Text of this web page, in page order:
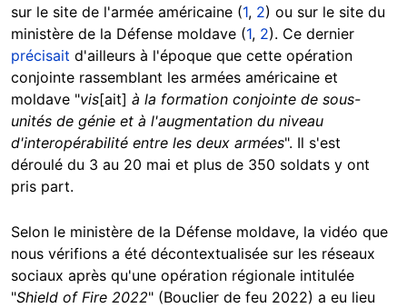
sur le site de l'armée américaine (1, 2) ou sur le site du
ministère de la Défense moldave (1, 2). Ce dernier
précisait d'ailleurs à l'époque que cette opération
conjointe rassemblant les armées américaine et
moldave "vis[ait] à la formation conjointe de sous-
unités de génie et à l'augmentation du niveau
d'interopérabilité entre les deux armées". Il s'est
déroulé du 3 au 20 mai et plus de 350 soldats y ont
pris part.
Selon le ministère de la Défense moldave, la vidéo que
nous vérifions a été décontextualisée sur les réseaux
sociaux après qu'une opération régionale intitulée
"Shield of Fire 2022" (Bouclier de feu 2022) a eu lieu